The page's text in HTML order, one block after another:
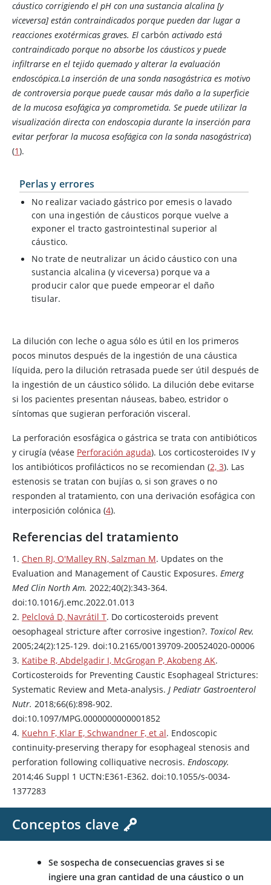
cáustico corrigiendo el pH con una sustancia alcalina [y
viceversa] están contraindicados porque pueden dar lugar a
reacciones exotérmicas graves. El carbón activado está
contraindicado porque no absorbe los cáusticos y puede
infiltrarse en el tejido quemado y alterar la evaluación
endoscópica.La inserción de una sonda nasogástrica es motivo
de controversia porque puede causar más daño a la superficie
de la mucosa esofágica ya comprometida. Se puede utilizar la
visualización directa con endoscopia durante la inserción para
evitar perforar la mucosa esofágica con la sonda nasogástrica)
(1).
Perlas y errores
No realizar vaciado gástrico por emesis o lavado
con una ingestión de cáusticos porque vuelve a
exponer el tracto gastrointestinal superior al
cáustico.
No trate de neutralizar un ácido cáustico con una
sustancia alcalina (y viceversa) porque va a
producir calor que puede empeorar el daño
tisular.
La dilución con leche o agua sólo es útil en los primeros
pocos minutos después de la ingestión de una cáustica
líquida, pero la dilución retrasada puede ser útil después de
la ingestión de un cáustico sólido. La dilución debe evitarse
si los pacientes presentan náuseas, babeo, estridor o
síntomas que sugieran perforación visceral.
La perforación esosfágica o gástrica se trata con antibióticos
y cirugía (véase Perforación aguda). Los corticosteroides IV y
los antibióticos profilácticos no se recomiendan (2, 3). Las
estenosis se tratan con bujías o, si son graves o no
responden al tratamiento, con una derivación esofágica con
interposición colónica (4).
Referencias del tratamiento
1. Chen RJ, O'Malley RN, Salzman M. Updates on the
Evaluation and Management of Caustic Exposures. Emerg
Med Clin North Am. 2022;40(2):343-364.
doi:10.1016/j.emc.2022.01.013
2. Pelclová D, Navrátil T. Do corticosteroids prevent
oesophageal stricture after corrosive ingestion?. Toxicol Rev.
2005;24(2):125-129. doi:10.2165/00139709-200524020-00006
3. Katibe R, Abdelgadir I, McGrogan P, Akobeng AK.
Corticosteroids for Preventing Caustic Esophageal Strictures:
Systematic Review and Meta-analysis. J Pediatr Gastroenterol
Nutr. 2018;66(6):898-902.
doi:10.1097/MPG.0000000000001852
4. Kuehn F, Klar E, Schwandner F, et al. Endoscopic
continuity-preserving therapy for esophageal stenosis and
perforation following colliquative necrosis. Endoscopy.
2014;46 Suppl 1 UCTN:E361-E362. doi:10.1055/s-0034-
1377283
Conceptos clave
Se sospecha de consecuencias graves si se
ingiere una gran cantidad de una cáustico o un